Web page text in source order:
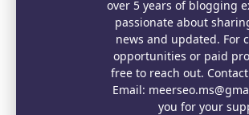
over 5 years of blogging
passionate about
news and updated. For
opportunities or paid
free to reach out.
Email:
you for your